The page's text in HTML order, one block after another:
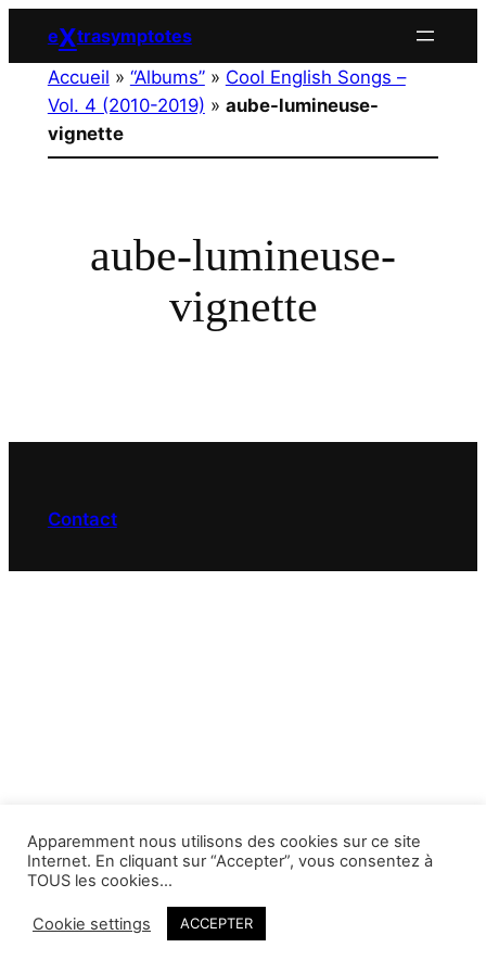
contenu
eXtrasymptotes
Accueil » “Albums”» Cool English Songs –
Vol. 4 (2010-2019) » aube-lumineuse-
vignette
aube-lumineuse-
vignette
Contact
Apparemment nous utilisons des cookies sur ce site
Internet. En cliquant sur “Accepter”, vous consentez à
TOUS les cookies…
Cookie settings ACCEPTER